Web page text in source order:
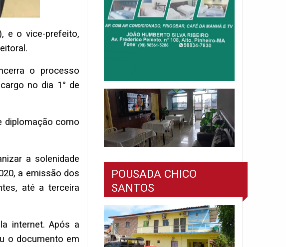
e o vice-prefeito,
o processo
no dia 1° de
diplomação como
a solenidade
a emissão dos
até a terceira
internet. Após a
o documento em
POUSADA CHICO
SANTOS